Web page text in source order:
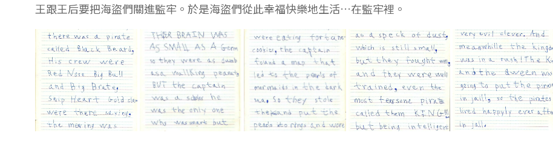
王跟王后要把海盜們關進監牢。於是海盜們從此幸福快樂地生活…在監牢裡。